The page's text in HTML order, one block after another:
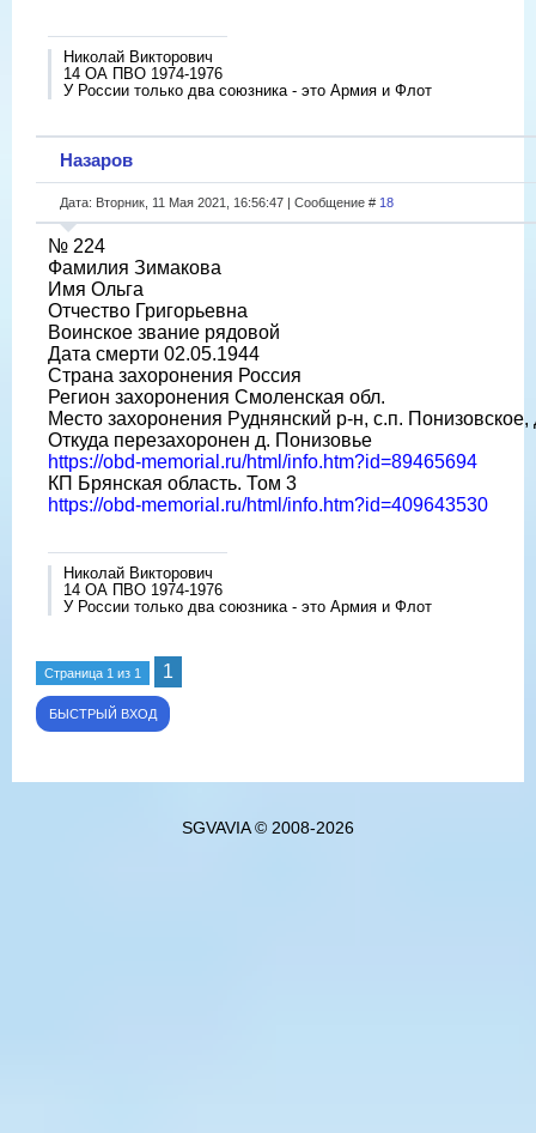
Николай Викторович
14 ОА ПВО 1974-1976
У России только два союзника - это Армия и Флот
Назаров
Дата: Вторник, 11 Мая 2021, 16:56:47 | Сообщение # 18
№ 224
Фамилия Зимакова
Имя Ольга
Отчество Григорьевна
Воинское звание рядовой
Дата смерти 02.05.1944
Страна захоронения Россия
Регион захоронения Смоленская обл.
Место захоронения Руднянский р-н, с.п.
Откуда перезахоронен д. Понизовье
https://obd-memorial.ru/html/info.htm?id=89465694
КП Брянская область. Том 3
https://obd-memorial.ru/html/info.htm?id=409643530
Николай Викторович
14 ОА ПВО 1974-1976
У России только два союзника - это Армия и Флот
Страница 1 из 1 1
SGVAVIA © 2008-2026